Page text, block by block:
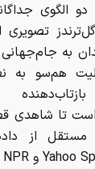
الگوی
تصویری
هم‌سو به
تا شاهدی
از